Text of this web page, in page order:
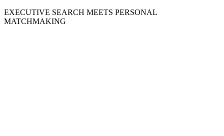
EXECUTIVE SEARCH MEETS PERSONAL
MATCHMAKING